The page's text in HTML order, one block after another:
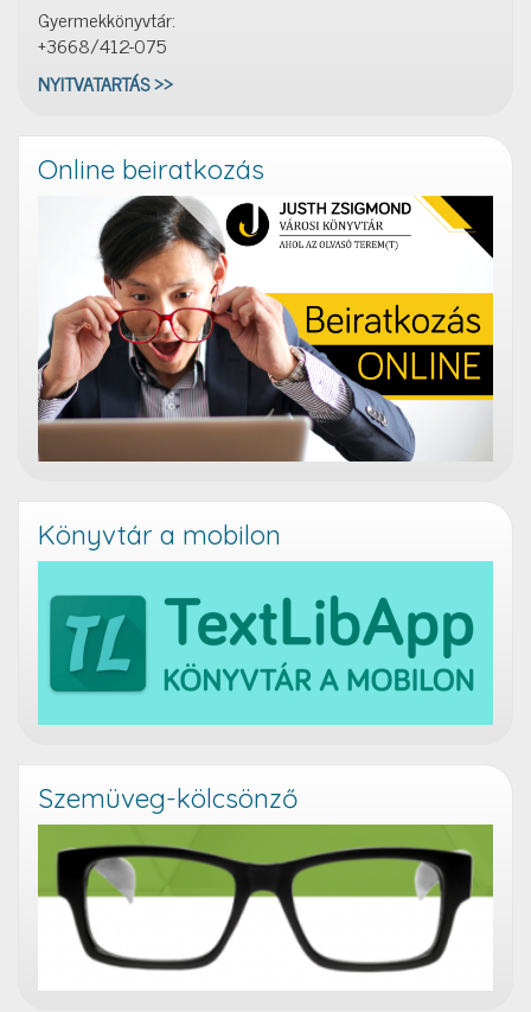
Gyermekkönyvtár:
+3668/412-075
NYITVATARTÁS >>
Online beiratkozás
Könyvtár a mobilon
Szemüveg-kölcsönző